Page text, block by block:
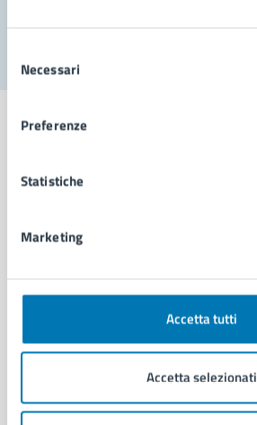
delNecessari
Preferenze
Statistiche
Marketing
Accetta tutti
Accetta selezionati
Comune di Napoli
AMMINISTRAZIONE
Organi di governo
Enti e fondazioni
Personale amministrativo